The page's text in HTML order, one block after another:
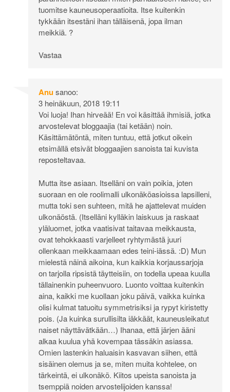
tuomitse kauneusoperaatioita. Itse kuitenkin
tykkään itsestäni ihan tälläisenä, jopa ilman
meikkiä. ?
Vastaa
Anusanoo:
3 heinäkuun, 2018 19:11
Voi luoja! Ihan hirveää! En voi käsittää ihmisiä, jotka
arvostelevat bloggaajia (tai ketään) noin.
Käsittämätöntä, miten tuntuu, että jotkut oikein
etsimällä etsivät bloggaajien sanoista tai kuvista
reposteltavaa.
Mutta itse asiaan. Itselläni on vain poikia, joten
suoraan en ole roolimalli ulkonäköasioissa lapsilleni,
mutta toki sen suhteen, mitä he ajattelevat muiden
ulkonäöstä. (Itselläni kylläkin laiskuus ja raskaat
yläluomet, jotka vaatisivat taitavaa meikkausta,
ovat tehokkaasti varjelleet ryhtymästä juuri
ollenkaan meikkaamaan edes teini-iässä. :D) Mun
mielestä näinä aikoina, kun kaikkia korjaussarjoja
on tarjolla ripsistä täytteisiin, on todella upeaa kuulla
tällainenkin puheenvuoro. Luonto voittaa kuitenkin
aina, kaikki me kuollaan joku päivä, vaikka kuinka
olisi kulmat tatuoitu symmetrisiksi ja rypyt kiristetty
pois. (Ja kuinka surullisilta iäkkäät, kauneusleikatut
naiset näyttävätkään…) Ihanaa, että järjen ääni
alkaa kuulua yhä kovempaa tässäkin asiassa.
Omien lastenkin haluaisin kasvavan siihen, että
sisäinen olemus ja se, miten muita kohtelee, on
tärkeintä, ei ulkonäkö. Kiitos upeista sanoista ja
tsemppiä noiden arvostelijoiden kanssa!